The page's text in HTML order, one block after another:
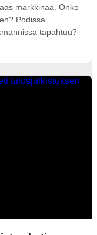
markkinaa. Onko
Podissa
tapahtuu?